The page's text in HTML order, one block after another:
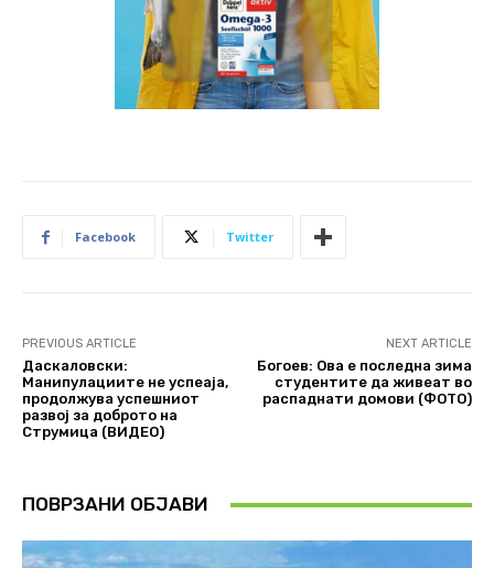
Facebook Twitter
PREVIOUS ARTICLE
Даскаловски:
Манипулациите не успеаја,
продолжува успешниот
развој за доброто на
Струмица (ВИДЕО)
NEXT ARTICLE
Богоев: Ова е последна зима
студентите да живеат во
распаднати домови (ФОТО)
ПОВРЗАНИ ОБЈАВИ